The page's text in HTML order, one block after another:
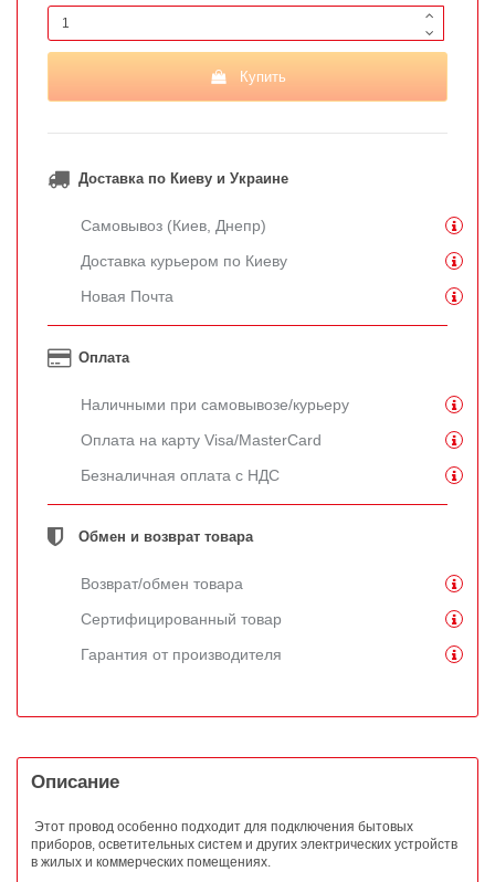
Купить
Доставка по Киеву и Украине
Самовывоз (Киев, Днепр)
Доставка курьером по Киеву
Новая Почта
Оплата
Наличными при самовывозе/курьеру
Оплата на карту Visa/MasterCard
Безналичная оплата с НДС
Обмен и возврат товара
Возврат/обмен товара
Сертифицированный товар
Гарантия от производителя
Описание
Этот провод особенно подходит для подключения бытовых
приборов, осветительных систем и других электрических устройств
в жилых и коммерческих помещениях.